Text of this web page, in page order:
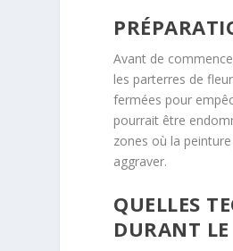
Avant de
les parterres de
fermées pour
pourrait être
zones où la
aggraver.
QUELLES
DURANT